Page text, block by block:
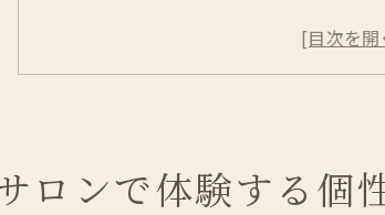
立川市のネイルデザインで新た
初めての方でも安心！立川市の
ロンで体験する個